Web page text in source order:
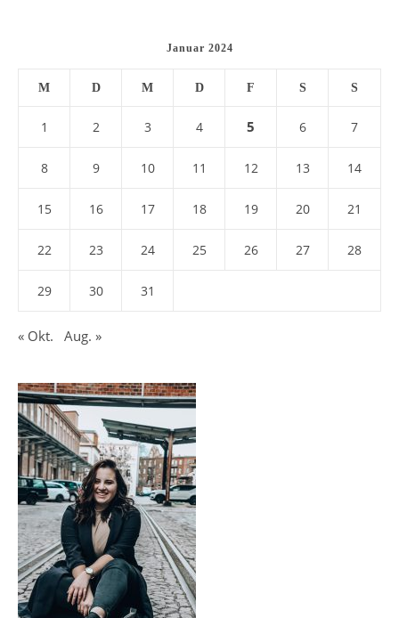
Januar 2024
M D M D F S S
1 2 3 4 5 6 7
8 9 10 11 12 13 14
15 16 17 18 19 20 21
22 23 24 25 26 27 28
29 30 31
« Okt. Aug. »